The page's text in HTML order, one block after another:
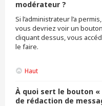
modérateur ?
Si l’administrateur l’a
vous devriez voir un
cliquant dessus, vous
le faire.
Haut
À quoi sert le bouton «
de rédaction de